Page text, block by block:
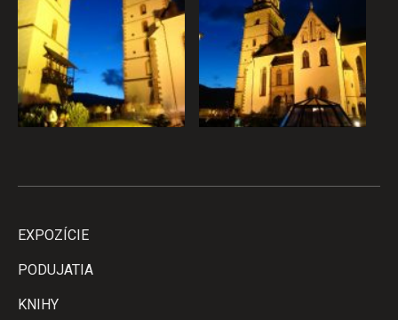
EXPOZÍCIE
PODUJATIA
KNIHY